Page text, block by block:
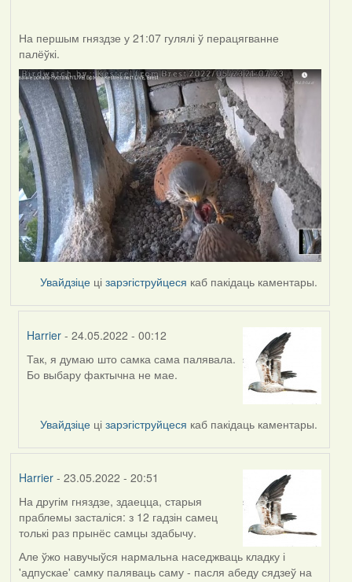
На першым гняздзе у 21:07 гулялі ў перацягванне
палёўкі.
Увайдзіце цізарэгіструйцеся каб пакідаць каментары.
Harrier - 24.05.2022 - 00:12
In
reply
Lighty
Так, я думаю што самка сама палявала.
Бо выбару фактычна не мае.
Увайдзіце цізарэгіструйцеся каб пакідаць каментары.
Harrier- 23.05.2022 - 20:51
На другім гняздзе, здаецца, старыя
праблемы засталіся: з 12 гадзін самец
толькі раз прынёс самцы здабычу.
Але ўжо навучыўся нармальна наседжваць кладку і
'адпускае' самку паляваць саму - пасля абеду сядзеў на